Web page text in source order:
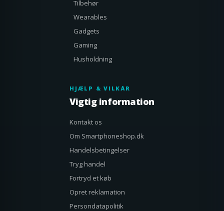
Tilbehør
Wearables
Gadgets
Gaming
Husholdning
HJÆLP & VILKÅR
Vigtig information
Kontakt os
Om Smartphoneshop.dk
Handelsbetingelser
Tryg handel
Fortryd et køb
Opret reklamation
Persondatapolitik